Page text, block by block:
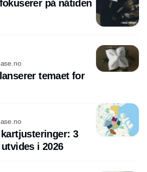
på nåtiden
temaet for
3
i 2026